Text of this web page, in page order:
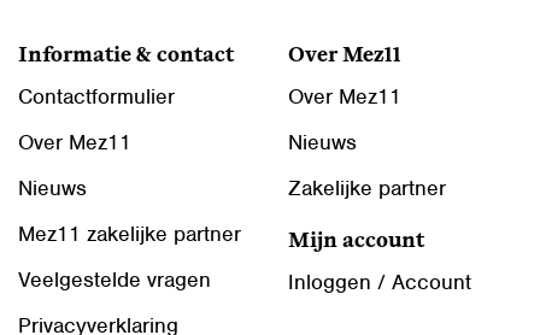
Informatie & contact
Contactformulier
Over Mez11
Nieuws
Mez11 zakelijke partner
Veelgestelde vragen
Privacyverklaring
Over Mez11
Over Mez11
Nieuws
Zakelijke partner
Mijn account
Inloggen / Account